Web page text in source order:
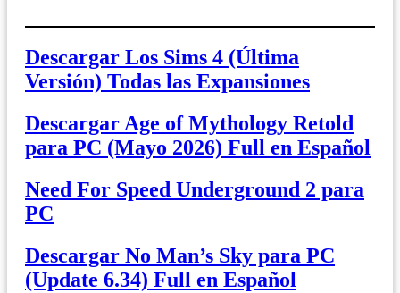
Descargar Los Sims 4 (Última
Versión) Todas las Expansiones
Descargar Age of Mythology Retold
para PC (Mayo 2026) Full en Español
Need For Speed Underground 2 para
PC
Descargar No Man’s Sky para PC
(Update 6.34) Full en Español